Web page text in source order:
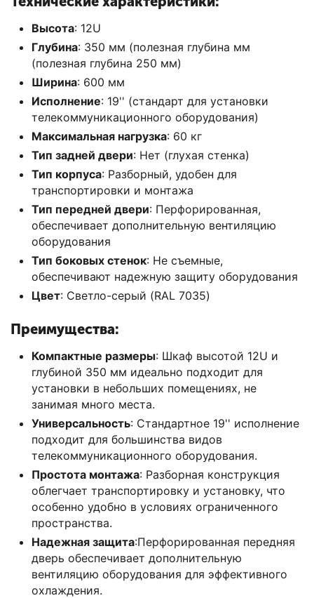
Высота: 12U
Глубина: 350 мм (полезная глубина мм
(полезная глубина 250 мм)
Ширина: 600 мм
Исполнение: 19'' (стандарт для установки
телекоммуникационного оборудования)
Максимальная нагрузка: 60 кг
Тип задней двери: Нет (глухая стенка)
Тип корпуса: Разборный, удобен для
транспортировки и монтажа
Тип передней двери: Перфорированная,
обеспечивает дополнительную вентиляцию
оборудования
Тип боковых стенок: Не съемные,
обеспечивают надежную защиту оборудования
Цвет: Светло-серый (RAL 7035)
Преимущества:
Компактные размеры: Шкаф высотой 12U и
глубиной 350 мм идеально подходит для
установки в небольших помещениях, не
занимая много места.
Универсальность: Стандартное 19'' исполнение
подходит для большинства видов
телекоммуникационного оборудования.
Простота монтажа: Разборная конструкция
облегчает транспортировку и установку, что
особенно удобно в условиях ограниченного
пространства.
Надежная защита:Перфорированная передняя
дверь обеспечивает дополнительную
вентиляцию оборудования для эффективного
охлаждения.